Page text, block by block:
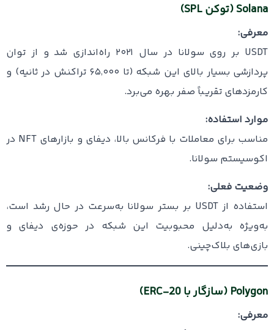
Solana (توکن SPL)
معرفی:
USDT بر روی سولانا در سال ۲۰۲۱ راه‌اندازی شد و از توان
پردازشی بسیار بالای این شبکه (تا ۶۵٬۰۰۰ تراکنش در ثانیه) و
کارمزدهای تقریباً صفر بهره می‌برد.
موارد استفاده:
مناسب برای معاملات با فرکانس بالا، دیفای و بازارهای NFT در
اکوسیستم سولانا.
وضعیت فعلی:
استفاده از USDT بر بستر سولانا به‌سرعت در حال رشد است،
به‌ویژه به‌دلیل محبوبیت این شبکه در حوزه‌ی دیفای و
بازی‌های بلاک‌چینی.
Polygon (سازگار با ERC-20)
معرفی: